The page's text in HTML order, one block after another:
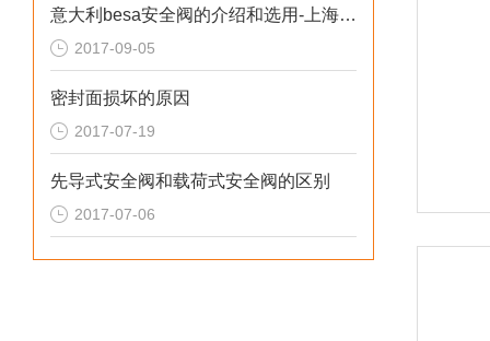
意大利besa安全阀的介绍和选用-上海翊霈工业控制设备有限公司
2017-09-05
密封面损坏的原因
2017-07-19
先导式安全阀和载荷式安全阀的区别
2017-07-06